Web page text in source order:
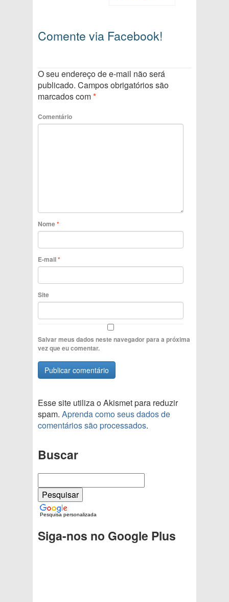
Comente via Facebook!
O seu endereço de e-mail não será
publicado. Campos obrigatórios são
marcados com*
Comentário
Nome*
E-mail*
Site
Salvar meus dados neste navegador para a próxima
vez que eu comentar.
Esse site utiliza o Akismet para reduzir
spam. Aprenda como seus dados de
comentários são processados.
Buscar
Pesquisa personalizada
Siga-nos no Google Plus